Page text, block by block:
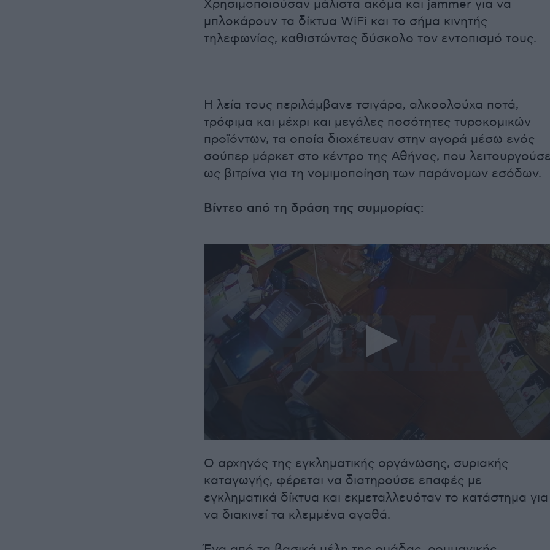
Χρησιμοποιούσαν μάλιστα ακόμα και jammer για να
μπλοκάρουν τα δίκτυα WiFi και το σήμα κινητής
τηλεφωνίας, καθιστώντας δύσκολο τον εντοπισμό τους.
Η λεία τους περιλάμβανε τσιγάρα, αλκοολούχα ποτά,
τρόφιμα και μέχρι και μεγάλες ποσότητες τυροκομικών
προϊόντων, τα οποία διοχέτευαν στην αγορά μέσω ενός
σούπερ μάρκετ στο κέντρο της Αθήνας, που
ως βιτρίνα για τη νομιμοποίηση των παράνομων εσόδων.
Βίντεο από τη δράση της συμμορίας:
of
secondsVolume
90%
Ο αρχηγός της εγκληματικής οργάνωσης, συριακής
καταγωγής, φέρεται να διατηρούσε επαφές με
εγκληματικά δίκτυα και εκμεταλλευόταν το κατάστημα για
να διακινεί τα κλεμμένα αγαθά.